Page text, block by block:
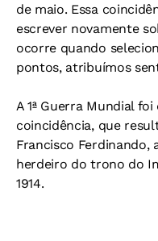
de maio. Essa
escrever novamente
ocorre quando
pontos, atribuímos
A 1ª Guerra Mundial
coincidência, que
Francisco Ferdinando,
herdeiro do trono do
1914.